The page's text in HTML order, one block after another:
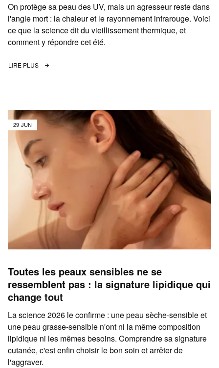
On protège sa peau des UV, mais un agresseur reste dans
l'angle mort : la chaleur et le rayonnement infrarouge. Voici
ce que la science dit du vieillissement thermique, et
comment y répondre cet été.
LIRE PLUS
29 JUN
Toutes les peaux sensibles ne se
ressemblent pas : la signature lipidique qui
change tout
La science 2026 le confirme : une peau sèche-sensible et
une peau grasse-sensible n'ont ni la même composition
lipidique ni les mêmes besoins. Comprendre sa signature
cutanée, c'est enfin choisir le bon soin et arrêter de
l'aggraver.